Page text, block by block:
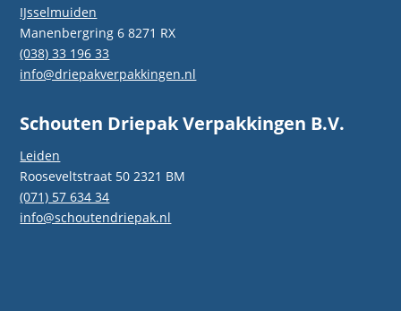
IJsselmuiden
Manenbergring 6 8271 RX
(038) 33 196 33
info@driepakverpakkingen.nl
Schouten Driepak Verpakkingen B.V.
Leiden
Rooseveltstraat 50 2321 BM
(071) 57 634 34
info@schoutendriepak.nl